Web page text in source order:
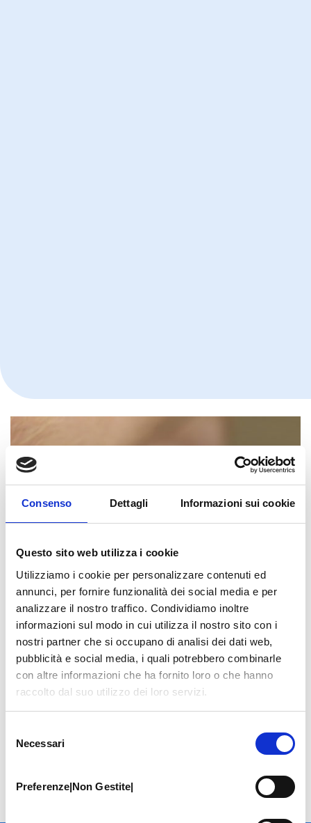
Consenso Dettagli Informazioni sui cookie
Questo sito web utilizza i cookie
Utilizziamo i cookie per personalizzare contenuti ed
annunci, per fornire funzionalità dei social media e per
analizzare il nostro traffico. Condividiamo inoltre
informazioni sul modo in cui utilizza il nostro sito con i
nostri partner che si occupano di analisi dei dati web,
pubblicità e social media, i quali potrebbero combinarle
con altre informazioni che ha fornito loro o che hanno
raccolto dal suo utilizzo dei loro servizi.
delNecessari
Preferenze|Non Gestite|